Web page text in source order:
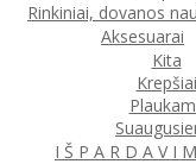
Rinkiniai, dovanos
Aksesuarai
Kita
Krepšiai
I Š P A R D A V I